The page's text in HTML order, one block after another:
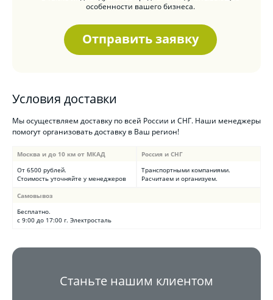
особенности вашего бизнеса.
Отправить заявку
Условия доставки
Мы осуществляем доставку по всей России и СНГ. Наши менеджеры
помогут организовать доставку в Ваш регион!
Москва и до 10 км от МКАД
От 6500 рублей.
Стоимость уточняйте у менеджеров
Россия и СНГ
Транспортными компаниями.
Расчитаем и организуем.
Самовывоз
Бесплатно.
с 9:00 до 17:00 г. Электросталь
Станьте нашим клиентом